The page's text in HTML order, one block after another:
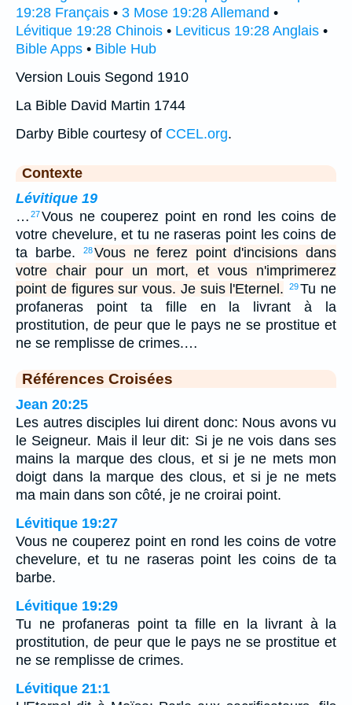
19:28 Français • 3 Mose 19:28 Allemand •
Lévitique 19:28 Chinois • Leviticus 19:28 Anglais •
Bible Apps • Bible Hub
Version Louis Segond 1910
La Bible David Martin 1744
Darby Bible courtesy of CCEL.org.
Contexte
Lévitique 19
… 27Vous ne couperez point en rond les coins de
votre chevelure, et tu ne raseras point les coins de
ta barbe.
28Vous ne ferez point d'incisions dans
votre chair pour un mort, et vous n'imprimerez
point de figures sur vous. Je suis l'Eternel.
29Tu ne
profaneras point ta fille en la livrant à la
prostitution, de peur que le pays ne se prostitue et
ne se remplisse de crimes.…
Références Croisées
Jean 20:25
Les autres disciples lui dirent donc: Nous avons vu
le Seigneur. Mais il leur dit: Si je ne vois dans ses
mains la marque des clous, et si je ne mets mon
doigt dans la marque des clous, et si je ne mets
ma main dans son côté, je ne croirai point.
Lévitique 19:27
Vous ne couperez point en rond les coins de votre
chevelure, et tu ne raseras point les coins de ta
barbe.
Lévitique 19:29
Tu ne profaneras point ta fille en la livrant à la
prostitution, de peur que le pays ne se prostitue et
ne se remplisse de crimes.
Lévitique 21:1